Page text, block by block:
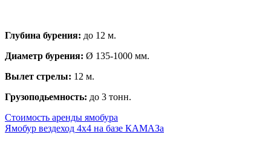
Глубина бурения: до 12 м.
Диаметр бурения: Ø 135-1000 мм.
Вылет стрелы: 12 м.
Грузоподьемность: до 3 тонн.
Стоимость аренды ямобура
Ямобур вездеход 4х4 на базе КАМАЗа